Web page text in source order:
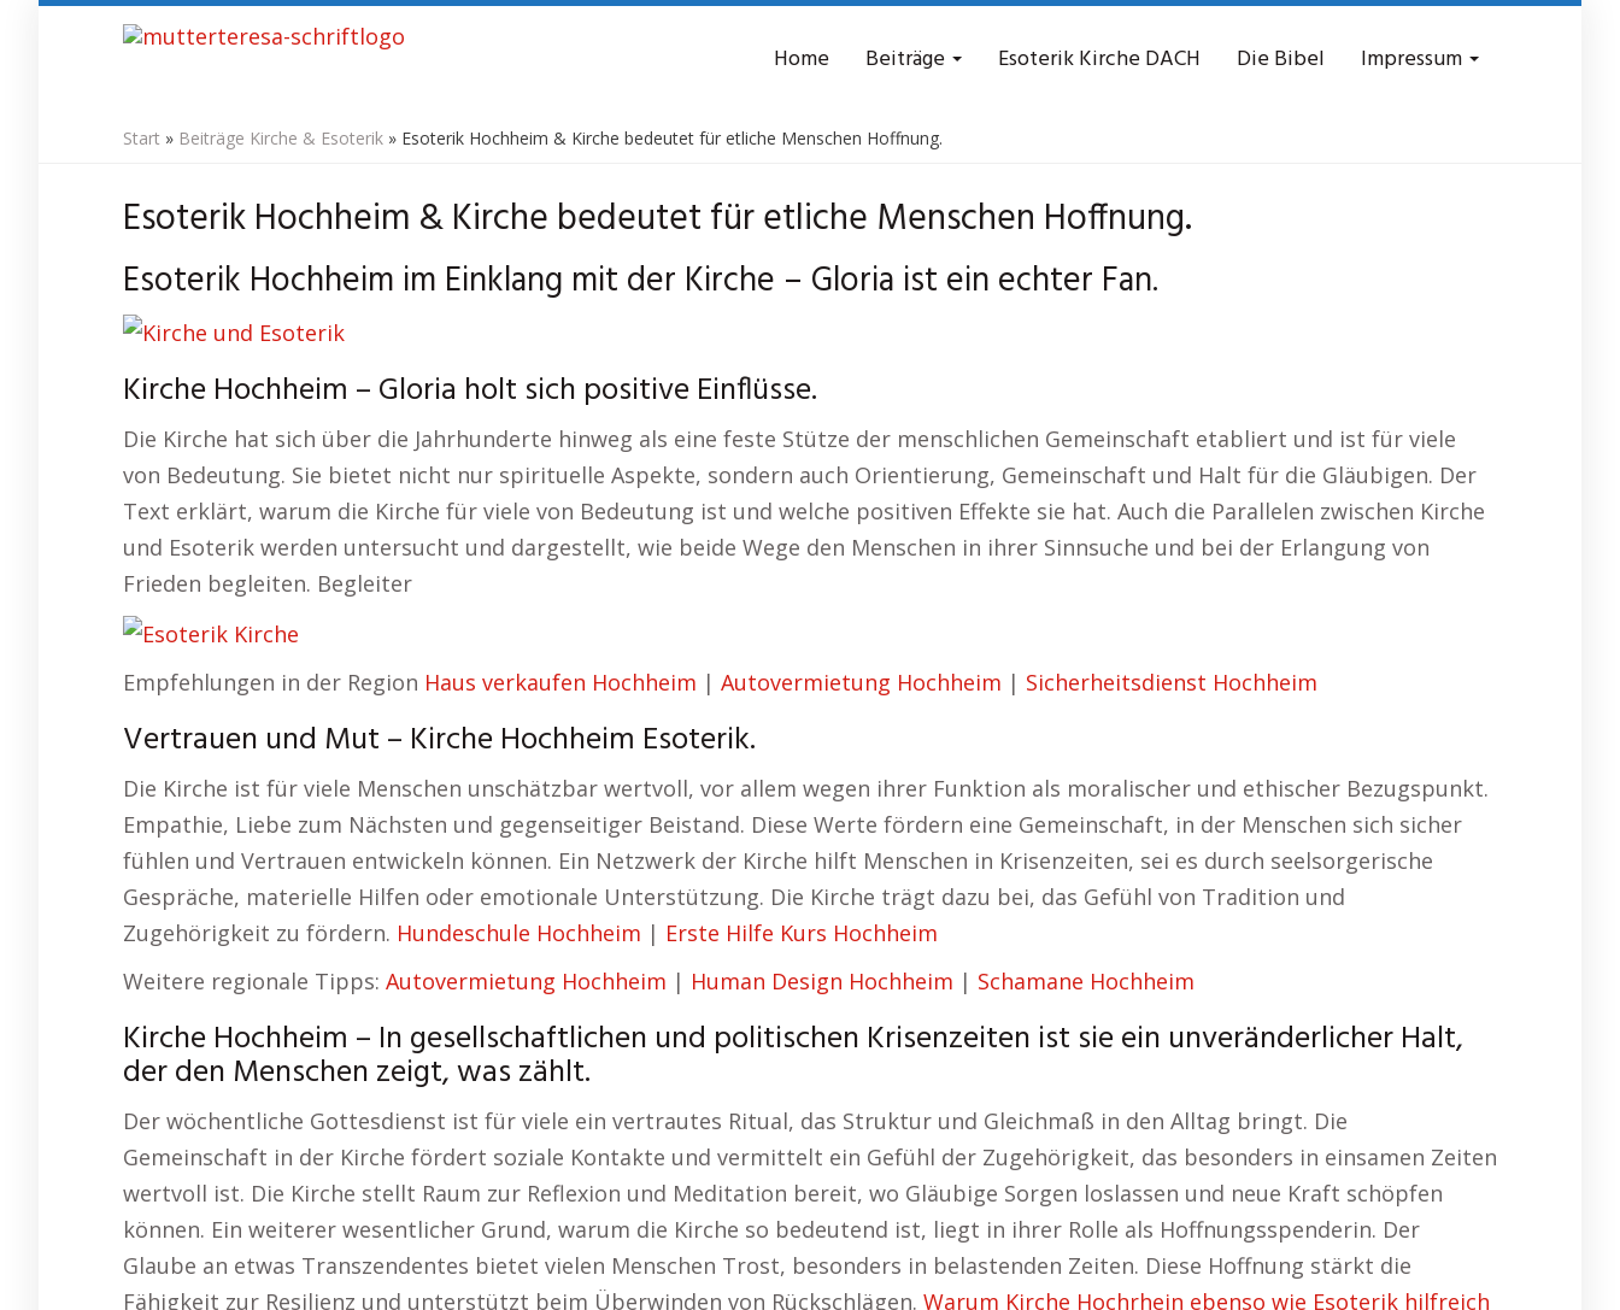
Home Beiträge Esoterik Kirche DACH Die Bibel Impressum
Start » Beiträge Kirche & Esoterik » Esoterik Hochheim & Kirche bedeutet für etliche Menschen Hoffnung.
Esoterik Hochheim & Kirche bedeutet für etliche Menschen Hoffnung.
Esoterik Hochheim im Einklang mit der Kirche – Gloria ist ein echter Fan.
Kirche Hochheim – Gloria holt sich positive Einflüsse.
Die Kirche hat sich über die Jahrhunderte hinweg als eine feste Stütze der menschlichen Gemeinschaft etabliert und ist für viele
von Bedeutung. Sie bietet nicht nur spirituelle Aspekte, sondern auch Orientierung, Gemeinschaft und Halt für die Gläubigen. Der
Text erklärt, warum die Kirche für viele von Bedeutung ist und welche positiven Effekte sie hat. Auch die Parallelen zwischen Kirche
und Esoterik werden untersucht und dargestellt, wie beide Wege den Menschen in ihrer Sinnsuche und bei der Erlangung von
Frieden begleiten. Begleiter
Empfehlungen in der Region Haus verkaufen Hochheim | Autovermietung Hochheim | Sicherheitsdienst Hochheim
Vertrauen und Mut – Kirche Hochheim Esoterik.
Die Kirche ist für viele Menschen unschätzbar wertvoll, vor allem wegen ihrer Funktion als moralischer und ethischer Bezugspunkt.
Empathie, Liebe zum Nächsten und gegenseitiger Beistand. Diese Werte fördern eine Gemeinschaft, in der Menschen sich sicher
fühlen und Vertrauen entwickeln können. Ein Netzwerk der Kirche hilft Menschen in Krisenzeiten, sei es durch seelsorgerische
Gespräche, materielle Hilfen oder emotionale Unterstützung. Die Kirche trägt dazu bei, das Gefühl von Tradition und
Zugehörigkeit zu fördern. Hundeschule Hochheim | Erste Hilfe Kurs Hochheim
Weitere regionale Tipps: Autovermietung Hochheim | Human Design Hochheim | Schamane Hochheim
Kirche Hochheim – In gesellschaftlichen und politischen Krisenzeiten ist sie ein unveränderlicher Halt,
der den Menschen zeigt, was zählt.
Der wöchentliche Gottesdienst ist für viele ein vertrautes Ritual, das Struktur und Gleichmaß in den Alltag bringt. Die
Gemeinschaft in der Kirche fördert soziale Kontakte und vermittelt ein Gefühl der Zugehörigkeit, das besonders in einsamen Zeiten
wertvoll ist. Die Kirche stellt Raum zur Reflexion und Meditation bereit, wo Gläubige Sorgen loslassen und neue Kraft schöpfen
können. Ein weiterer wesentlicher Grund, warum die Kirche so bedeutend ist, liegt in ihrer Rolle als Hoffnungsspenderin. Der
Glaube an etwas Transzendentes bietet vielen Menschen Trost, besonders in belastenden Zeiten. Diese Hoffnung stärkt die
Fähigkeit zur Resilienz und unterstützt beim Überwinden von Rückschlägen. Warum Kirche Hochrhein ebenso wie Esoterik hilfreich